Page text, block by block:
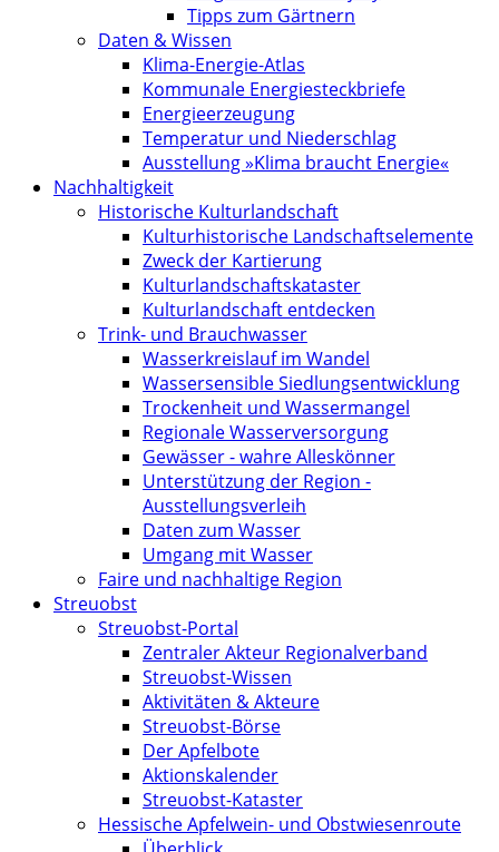
Tipps zum Gärtnern
Daten & Wissen
Klima-Energie-Atlas
Kommunale Energiesteckbriefe
Energieerzeugung
Temperatur und Niederschlag
Ausstellung »Klima braucht Energie«
Nachhaltigkeit
Historische Kulturlandschaft
Kultur­historische Landschafts­elemente
Zweck der Kartierung
Kultur­landschafts­kataster
Kulturlandschaft entdecken
Trink- und Brauchwasser
Wasserkreislauf im Wandel
Wassersensible Siedlungsentwicklung
Trockenheit und Wassermangel
Regionale Wasserversorgung
Gewässer - wahre Alleskönner
Unterstützung der Region -
Ausstellungsverleih
Daten zum Wasser
Umgang mit Wasser
Faire und nachhaltige Region
Streuobst
Streuobst-Portal
Zentraler Akteur Regionalverband
Streuobst-Wissen
Aktivitäten & Akteure
Streuobst-Börse
Der Apfelbote
Aktionskalender
Streuobst-Kataster
Hessische Apfelwein- und Obstwiesenroute